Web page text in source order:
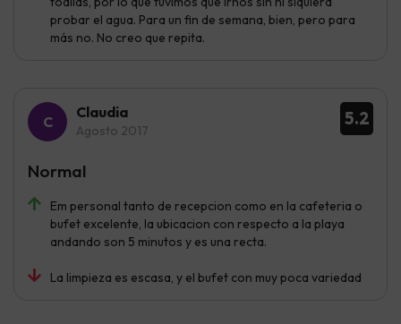
probar el agua. Para un fin de semana, bien, pero para
más no. No creo que repita.
5.2
Claudia
Agosto 2017
Em personal tanto de recepcion como en la cafeteria o
bufet excelente, la ubicacion con respecto a la playa
andando son 5 minutos y es una recta.
La limpieza es escasa, y el bufet con muy poca variedad
Normal